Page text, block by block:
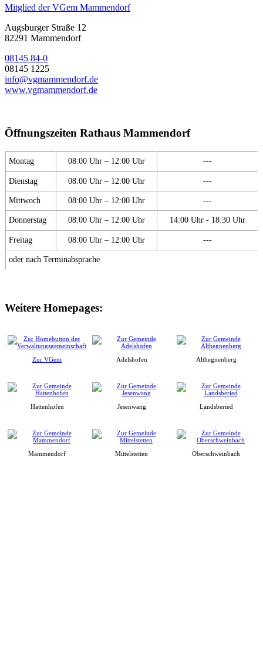
Mitglied der VGem Mammendorf
Augsburger Straße 12
82291 Mammendorf
08145 84-0
08145 1225
info@vgmammendorf.de
www.vgmammendorf.de
Öffnungszeiten Rathaus Mammendorf
Montag 08:00 Uhr – 12:00 Uhr ---
Dienstag 08:00 Uhr – 12:00 Uhr ---
Mittwoch 08:00 Uhr – 12:00 Uhr ---
Donnerstag 08:00 Uhr – 12:00 Uhr 14:00 Uhr - 18:30 Uhr
Freitag 08:00 Uhr – 12:00 Uhr ---
oder nach Terminabsprache
Weitere Homepages:
Zur VGem Adelshofen Althegnenberg
Hattenhofen Jesenwang Landsberied
Mammendorf Mittelstetten Oberschweinbach